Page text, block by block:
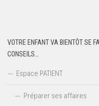
VOTRE ENFANT VA BIENTÔT SE
CONSEILS…
Espace PATIENT
Préparer ses affaires